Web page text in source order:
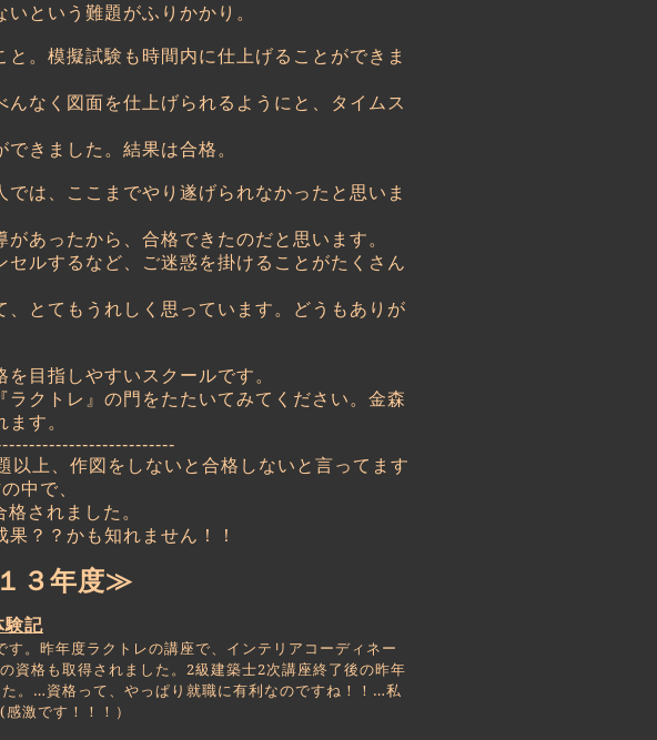
という難題がふりかかり。
。模擬試験も時間内に仕上げることができま
なく図面を仕上げられるようにと、タイムス
きました。結果は合格。
は、ここまでやり遂げられなかったと思いま
あったから、合格できたのだと思います。
ルするなど、ご迷惑を掛けることがたくさん
、とてもうれしく思っています。どうもありが
を目指しやすいスクールです。
クトレ』の門をたたいてみてください。金森
す。
以上、作図をしないと合格しないと言ってます
中で、
されました。
？？かも知れません！！
３年度≫
験記
。昨年度ラクトレの講座で、インテリアコーディネー
資格も取得されました。2級建築士2次講座終了後の昨年
。…資格って、やっぱり就職に有利なのですね！！…私
激です！！！）